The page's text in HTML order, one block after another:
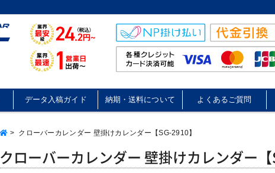
データ入稿ガイド 納期・送料について よくあるご質問
> クローバーカレンダー 壁掛けカレンダー【SG-2910】
クローバーカレンダー 壁掛けカレンダー